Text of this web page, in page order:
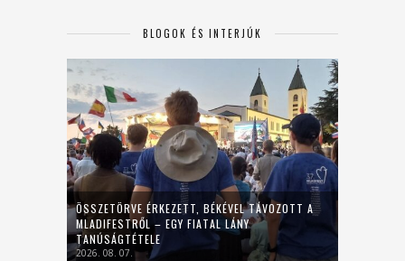
BLOGOK ÉS INTERJÚK
ÖSSZETÖRVE ÉRKEZETT, BÉKÉVEL TÁVOZOTT A
MLADIFESTRŐL – EGY FIATAL LÁNY
TANÚSÁGTÉTELE
2026. 08. 07.